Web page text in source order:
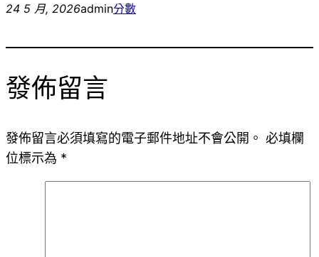
24 5 月, 2026admin分數
發佈留言
發佈留言必須填寫的電子郵件地址不會公開。 必填欄
位標示為 *